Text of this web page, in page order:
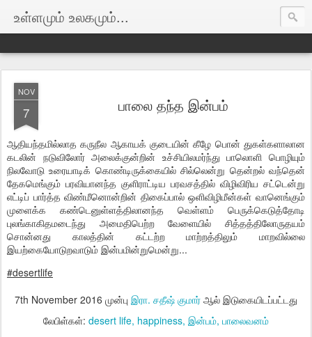
உள்ளமும் உலகமும்...
NOV
7 பாலை தந்த இன்பம்
ஆதியந்தமில்லாத கருநீல ஆகாயக் குடையின் கீழே பொன் துகள்களாலான
கடலின் நடுவிலோர் அலைக்குன்றின் உச்சியிலமர்ந்து பாலொளி பொழியும்
நிலவோடு உரையாடிக் கொண்டிருக்கையில் சில்லென்று தென்றல் வந்தென்
தேகமெங்கும் பரவியானந்த குளிராட்டிய பரவசத்தில் விழிவிரிய சட்டென்று
எட்டிப் பார்த்த விண்மீனொன்றின் திகைப்பால் ஒளிவிழிமீன்கள் வானெங்கும்
முளைக்க கண்டெனுள்ளத்திலானந்த வெள்ளம் பெருக்கெடுத்தோடி
புலங்காகிதமடைந்து அமைதிபெற்ற வேளையில் சித்தத்திலோருதயம்
சொன்னது காலத்தின் கட்டற்ற மாற்றத்திலும் மாறவில்லை
இயற்கையோடுறவாடும் இன்பமின்றுமென்று...
#desertlife
7th November 2016 முன்பு இரா. சதீஷ் குமார் ஆல் இடுகையிடப்பட்டது
லேபிள்கள்: desert life happiness இன்பம் பாலைவனம்